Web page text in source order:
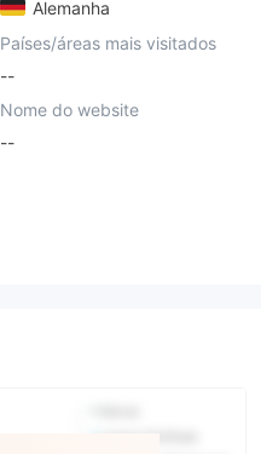
Alemanha
Países/áreas mais visitados
--
Nome do website
--